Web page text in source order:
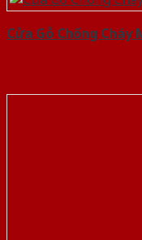
Cửa Gỗ Chống Cháy